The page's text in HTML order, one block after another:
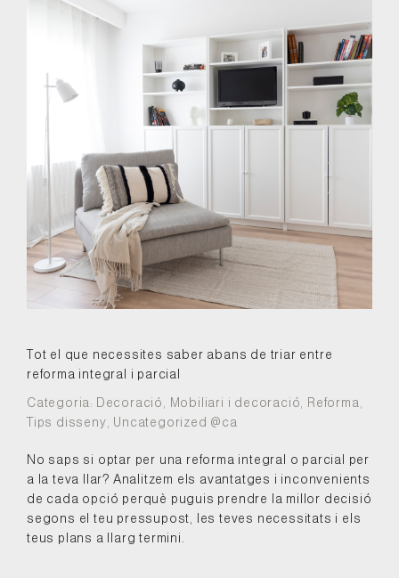
Tot el que necessites saber abans de triar entre
reforma integral i parcial
Categoria: Decoració Mobiliari i decoració Reforma
Tips disseny Uncategorized @ca
No saps si optar per una reforma integral o parcial per
a la teva llar? Analitzem els avantatges i inconvenients
de cada opció perquè puguis prendre la millor decisió
segons el teu pressupost, les teves necessitats i els
teus plans a llarg termini.